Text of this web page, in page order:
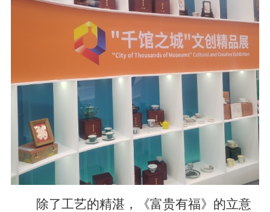
除了工艺的精湛，《富贵有福》的立意